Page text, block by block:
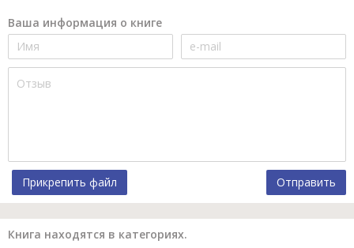
Ваша информация о книге
Прикрепить файл Отправить
Книга находятся в категориях.